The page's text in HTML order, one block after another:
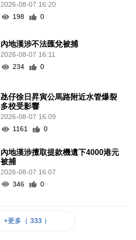
2026-08-07 16:20
198
0
內地漢涉不法匯兌被捕
2026-08-07 16:11
234
0
氹仔徐日昇寅公馬路附近水管爆裂
多校受影響
2026-08-07 16:09
1161
0
內地漢涉擅取提款機遺下4000港元
被捕
2026-08-07 16:07
346
0
+更多（ 333 ）